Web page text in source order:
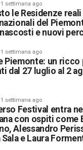
1 settimana ago
le Residenze
del
e nuovi
1 settimana ago
Piemonte: un ricco
dal 27 luglio al 2
1 settimana ago
Festival entra
con ospiti come
Alessandro
e Laura